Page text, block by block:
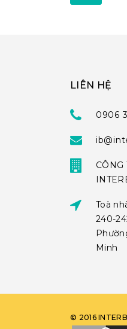
LIÊN HỆ
0906
CÔNG
Toà
240-
Minh
© 2016